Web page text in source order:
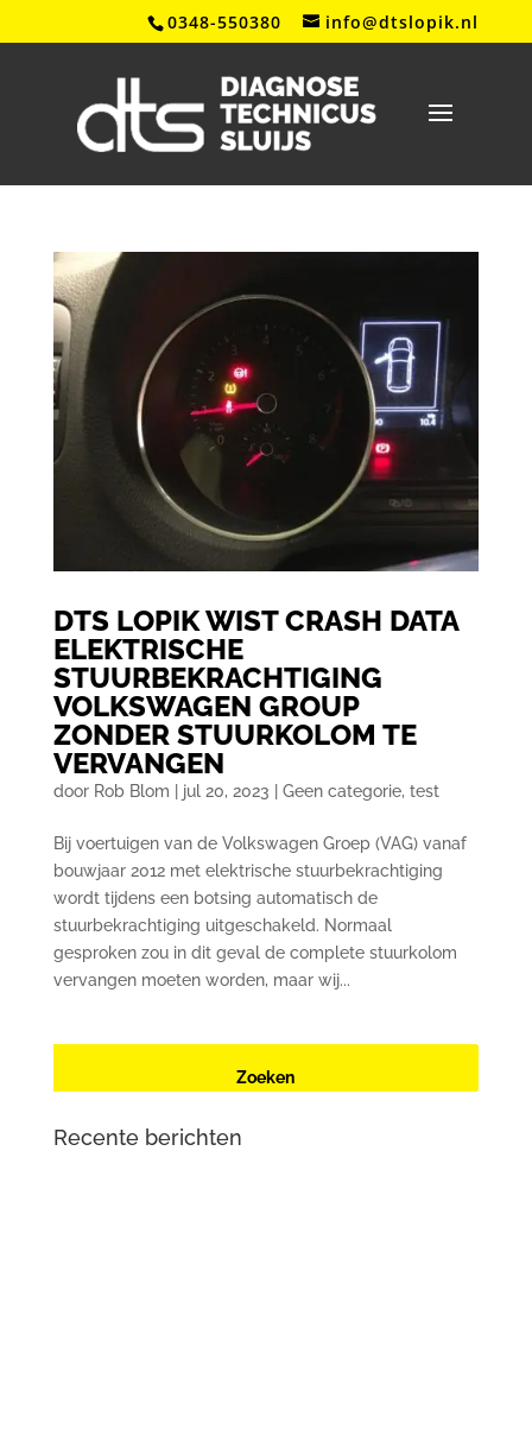
0348-550380 info@dtslopik.nl
DTS LOPIK WIST CRASH DATA
ELEKTRISCHE
STUURBEKRACHTIGING
VOLKSWAGEN GROUP
ZONDER STUURKOLOM TE
VERVANGEN
door Rob Blom jul 20, 2023 Geen categorie, test
Bij voertuigen van de Volkswagen Groep (VAG) vanaf
bouwjaar 2012 met elektrische stuurbekrachtiging
wordt tijdens een botsing automatisch de
stuurbekrachtiging uitgeschakeld. Normaal
gesproken zou in dit geval de complete stuurkolom
vervangen moeten worden, maar wij...
Recente berichten